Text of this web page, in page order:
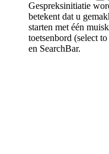
Gespreksinitiatie
betekent dat u
starten met één
toetsenbord (select
en SearchBar.